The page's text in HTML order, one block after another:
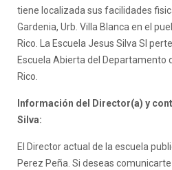
tiene localizada sus facilidades
Gardenia, Urb. Villa Blanca en el
Rico. La Escuela Jesus Silva SI
Escuela Abierta del Departamento
Rico.
Información del Director(a) y
Silva:
El Director actual de la escuela
Perez Peña. Si deseas